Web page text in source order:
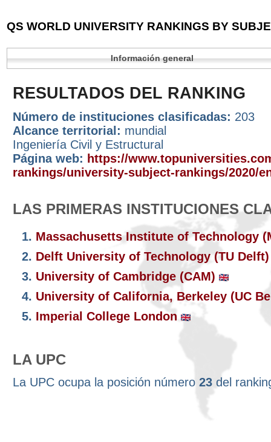
QS WORLD UNIVERSITY RANKINGS BY
Información general
RESULTADOS DEL RANKING
Número de instituciones clasificadas: 203
Alcance territorial: mundial
Ingeniería Civil y Estructural
Página web: https://
rankings/university-subject-rankings/2020/
LAS PRIMERAS INSTITUCIONES
1. Massachusetts Institute of Technology
2. Delft University of Technology (TU
3. University of Cambridge (CAM)
4. University of California, Berkeley (UC
5. Imperial College London
LA UPC
La UPC ocupa la posición número 23 del